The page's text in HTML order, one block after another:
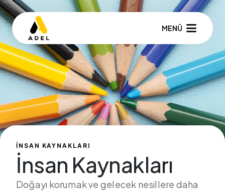
MENÜ
İNSAN KAYNAKLARI
İnsan Kaynakları
Doğayı korumak ve gelecek nesillere daha